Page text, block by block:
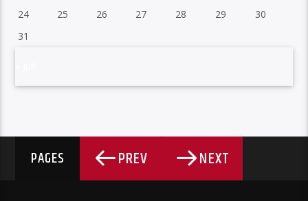
24
25 26 27 28 29
30
31
PAGES PREV NEXT